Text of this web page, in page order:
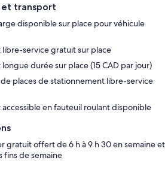
transport
disponible sur place pour véhicule
service gratuit sur place
durée sur place (15 CAD par jour)
places de stationnement libre-service
en fauteuil roulant disponible
gratuit offert de 6 h à 9 h 30 en semaine et
fins de semaine